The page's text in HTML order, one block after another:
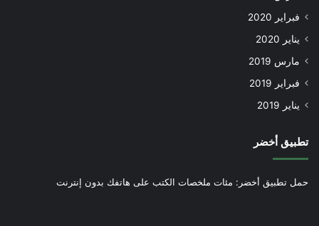
فبراير 2020
يناير 2020
مارس 2019
فبراير 2019
يناير 2019
تطبيق أخضر
حمل تطبيق أخضر: مئات ملخصات الكتب على هاتفك بدون إنترنت